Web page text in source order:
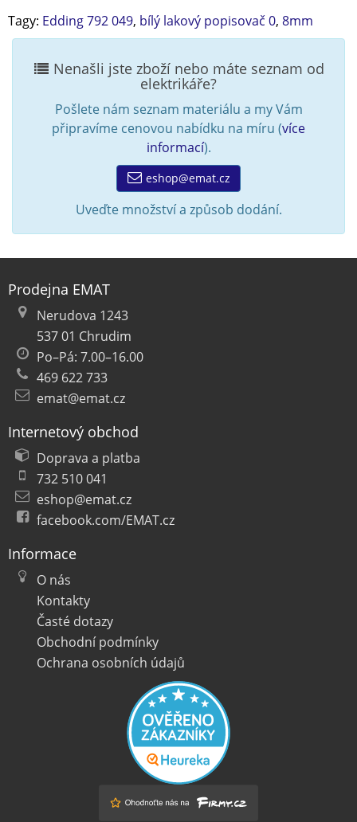
Tagy: Edding 792 049, bílý lakový popisovač 0, 8mm
Nenašli jste zboží nebo máte seznam od
elektrikáře?
Pošlete nám seznam materiálu a my Vám
připravíme cenovou nabídku na míru (více
informací).
eshop@emat.cz
Uveďte množství a způsob dodání.
Prodejna EMAT
Nerudova 1243
537 01 Chrudim
Po–Pá: 7.00–16.00
469 622 733
emat@emat.cz
Internetový obchod
Doprava a platba
732 510 041
eshop@emat.cz
facebook.com/EMAT.cz
Informace
O nás
Kontakty
Časté dotazy
Obchodní podmínky
Ochrana osobních údajů